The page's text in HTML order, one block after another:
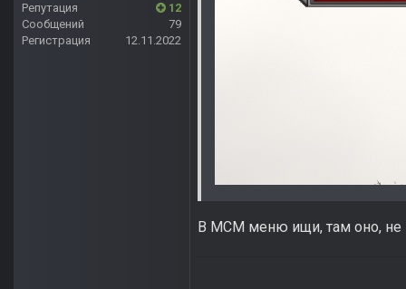
Репутация
12
Сообщений
79
Регистрация
12.11.2022
В MCM меню ищи, там оно,